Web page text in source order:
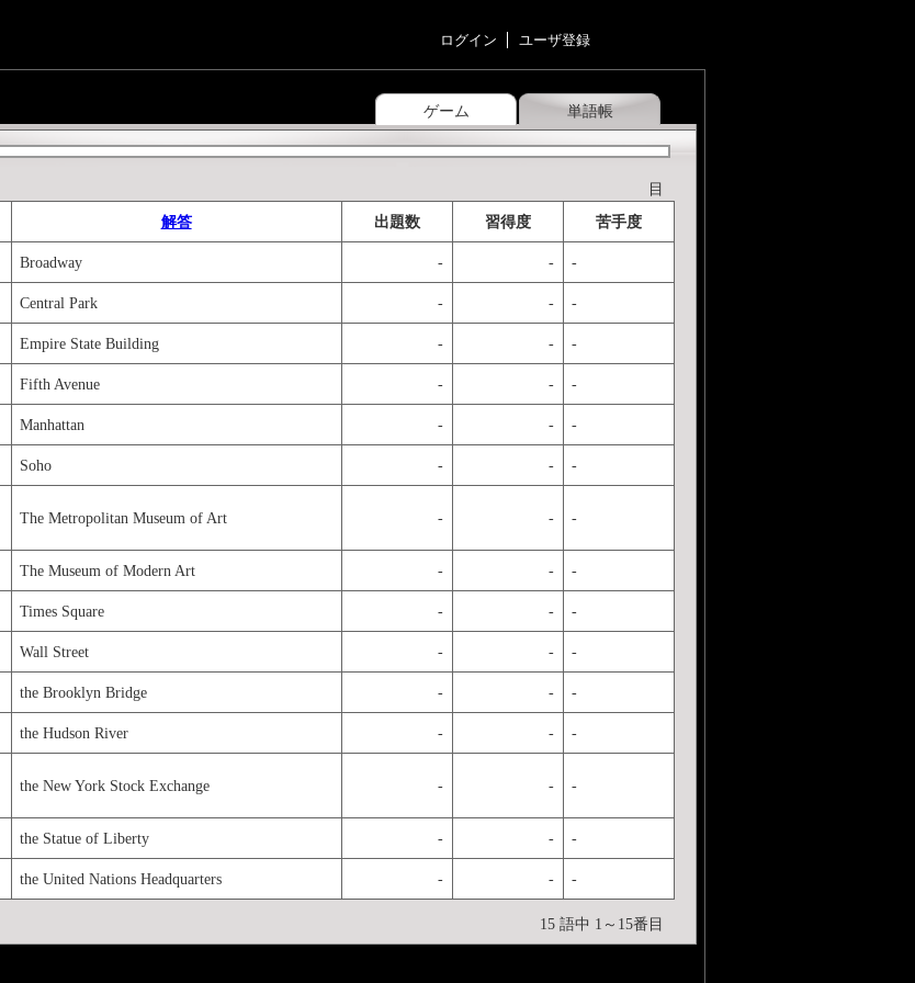
ログイン ユーザ登録
ゲーム 単語帳
目
解答 出題数 習得度 苦手度
Broadway - - -
Central Park - - -
Empire State Building - - -
Fifth Avenue - - -
Manhattan - - -
Soho - - -
The Metropolitan Museum of Art - - -
The Museum of Modern Art - - -
Times Square - - -
Wall Street - - -
the Brooklyn Bridge - - -
the Hudson River - - -
the New York Stock Exchange - - -
the Statue of Liberty - - -
the United Nations Headquarters - - -
15 語中 1～15番目